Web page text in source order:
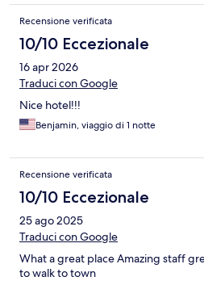
Recensione verificata
10/10 Eccezionale
16 apr 2026
Traduci con Google
Nice hotel!!!
Benjamin, viaggio di 1 notte
Recensione verificata
10/10 Eccezionale
25 ago 2025
Traduci con Google
What a great place Amazing staff
to walk to town